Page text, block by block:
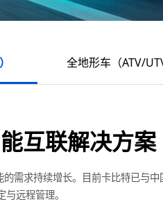
全地形车（ATV/
互联解决方案
需求持续增长。目前卡比特已与
远程管理。